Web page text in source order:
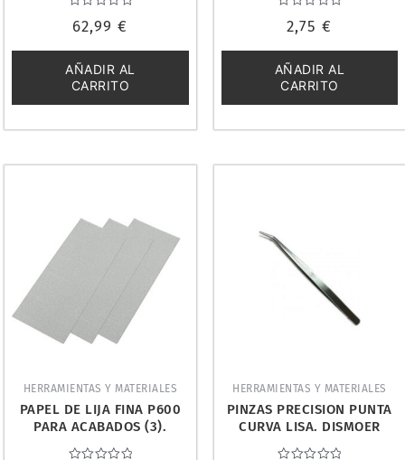
con
de
5
62,99€
AÑADIR AL
CARRITO
con
de
5
2,75€
AÑADIR AL
CARRITO
HERRAMIENTAS Y MATERIALES
PAPEL DE LIJA FINA P600
PARA ACABADOS (3).
TAMIYA 87055
HERRAMIENTAS Y MATERIALES
PINZAS PRECISION PUNTA
CURVA LISA. DISMOER
15005